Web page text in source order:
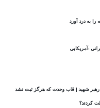
به درد آورد
-آمریکایی
شهید | قاب وحدت که هرگز ثبت نشد
کردند؟